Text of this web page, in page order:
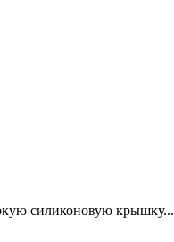
силиконовую крышку...